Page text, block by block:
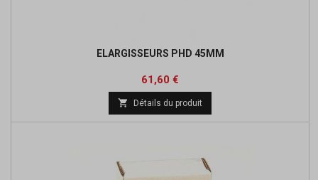
ELARGISSEURS PHD 45MM
Prix
61,60 €
base
 Détails du produit